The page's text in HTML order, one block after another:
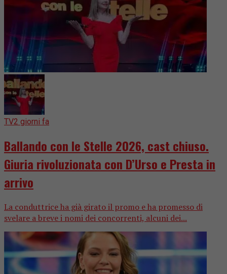
TV2 giorni fa
Ballando con le Stelle 2026, cast chiuso.
Giuria rivoluzionata con D’Urso e Presta in
arrivo
La conduttrice ha già girato il promo e ha promesso di
svelare a breve i nomi dei concorrenti, alcuni dei...